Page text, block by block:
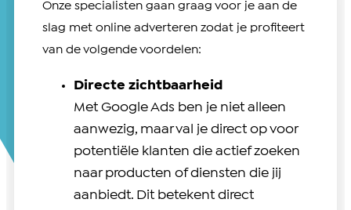
Onze specialisten gaan graag voor je aan de
slag met online adverteren zodat je profiteert
van de volgende voordelen:
Directe zichtbaarheid
Met Google Ads ben je niet alleen
aanwezig, maar val je direct op voor
potentiële klanten die actief zoeken
naar producten of diensten die jij
aanbiedt. Dit betekent direct